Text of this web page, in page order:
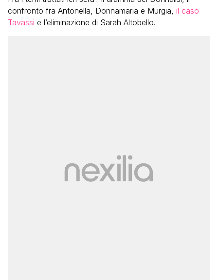
confronto fra Antonella, Donnamaria e Murgia, il caso
Tavassi e l’eliminazione di Sarah Altobello.